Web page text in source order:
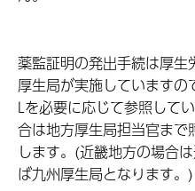
薬監証明の発出手続は厚
厚生局が実施しています
Lを必要に応じて参照して
合は地方厚生局担当官ま
します。(近畿地方の場合
ば九州厚生局となります。)